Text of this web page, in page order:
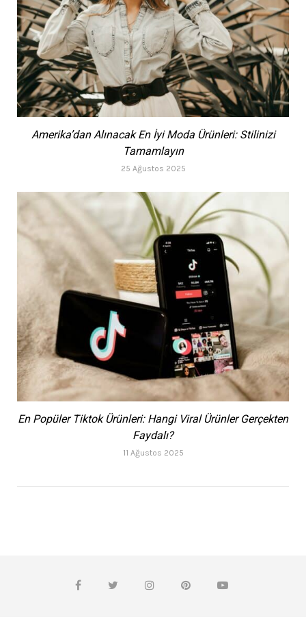
Amerika’dan Alınacak En İyi Moda Ürünleri: Stilinizi
Tamamlayın
25 Ağustos 2025
En Popüler Tiktok Ürünleri: Hangi Viral Ürünler Gerçekten
Faydalı?
11 Ağustos 2025